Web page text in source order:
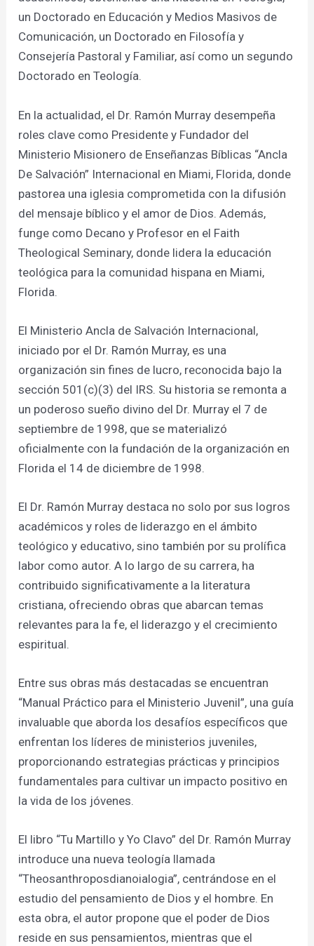
un Doctorado en Educación y Medios Masivos de
Comunicación, un Doctorado en Filosofía y
Consejería Pastoral y Familiar, así como un segundo
Doctorado en Teología.
En la actualidad, el Dr. Ramón Murray desempeña
roles clave como Presidente y Fundador del
Ministerio Misionero de Enseñanzas Bíblicas “Ancla
De Salvación” Internacional en Miami, Florida, donde
pastorea una iglesia comprometida con la difusión
del mensaje bíblico y el amor de Dios. Además,
funge como Decano y Profesor en el Faith
Theological Seminary, donde lidera la educación
teológica para la comunidad hispana en Miami,
Florida.
El Ministerio Ancla de Salvación Internacional,
iniciado por el Dr. Ramón Murray, es una
organización sin fines de lucro, reconocida bajo la
sección 501(c)(3) del IRS. Su historia se remonta a
un poderoso sueño divino del Dr. Murray el 7 de
septiembre de 1998, que se materializó
oficialmente con la fundación de la organización en
Florida el 14 de diciembre de 1998.
El Dr. Ramón Murray destaca no solo por sus logros
académicos y roles de liderazgo en el ámbito
teológico y educativo, sino también por su prolífica
labor como autor. A lo largo de su carrera, ha
contribuido significativamente a la literatura
cristiana, ofreciendo obras que abarcan temas
relevantes para la fe, el liderazgo y el crecimiento
espiritual.
Entre sus obras más destacadas se encuentran
“Manual Práctico para el Ministerio Juvenil”, una guía
invaluable que aborda los desafíos específicos que
enfrentan los líderes de ministerios juveniles,
proporcionando estrategias prácticas y principios
fundamentales para cultivar un impacto positivo en
la vida de los jóvenes.
El libro “Tu Martillo y Yo Clavo” del Dr. Ramón Murray
introduce una nueva teología llamada
“Theosanthroposdianoialogia”, centrándose en el
estudio del pensamiento de Dios y el hombre. En
esta obra, el autor propone que el poder de Dios
reside en sus pensamientos, mientras que el